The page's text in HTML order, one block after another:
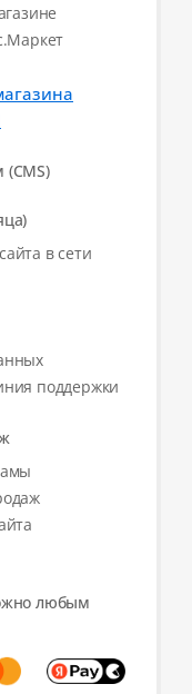
в сети
поддержки
любым